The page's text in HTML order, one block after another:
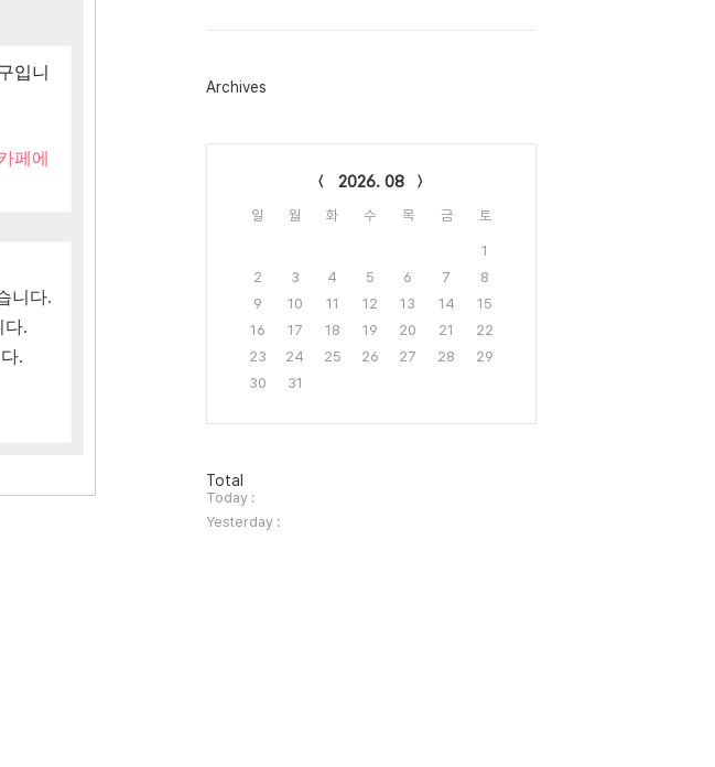
입니
페에
니다.
다.
.
그
Archives
2026. 08
일 월 화 수 목 금 토
1
2
3 4 5 6 7
8
9
10 11 12 13 14
15
16
17 18 19 20 21
22
23
24 25 26 27 28
29
30
31
방
문
자
수
Total
Today :
Yesterday :